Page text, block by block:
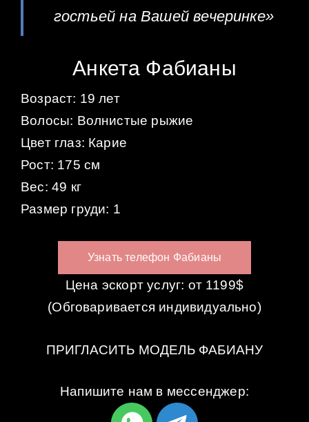
гостьей на Вашей вечеринке»
Анкета Фабианы
Возраст: 19 лет
Волосы: Волнистые рыжие
Цвет глаз: Карие
Рост: 175 см
Вес: 49 кг
Размер груди: 1
Узнать телефон Фабианы
Цена эскорт услуг: от 1199$
(Обговаривается индивидуально)
ПРИГЛАСИТЬ МОДЕЛЬ ФАБИАНУ
Напишите нам в мессенджер: